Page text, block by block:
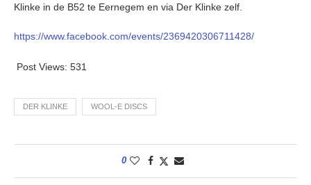
Klinke in de B52 te Eernegem en via Der Klinke zelf.
https://www.facebook.com/events/2369420306711428/
Post Views: 531
DER KLINKE WOOL-E DISCS
0